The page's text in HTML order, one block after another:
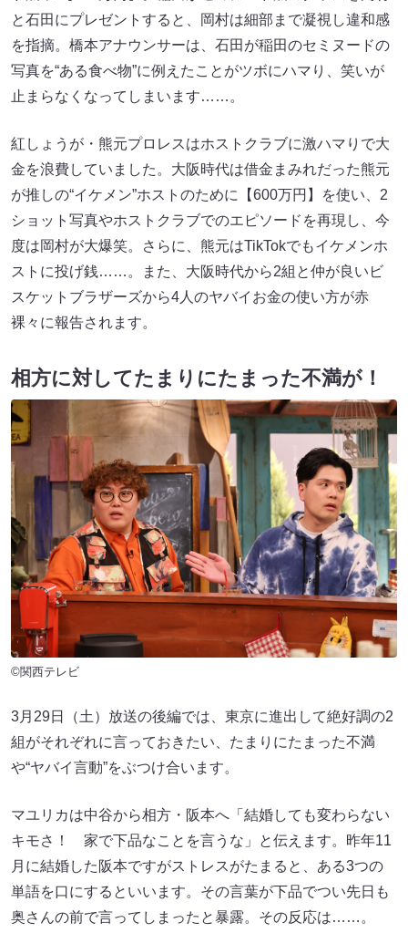
と石田にプレゼントすると、岡村は細部まで凝視し違和感
を指摘。橋本アナウンサーは、石田が稲田のセミヌードの
写真を“ある食べ物”に例えたことがツボにハマり、笑いが
止まらなくなってしまいます……。
紅しょうが・熊元プロレスはホストクラブに激ハマりで大
金を浪費していました。大阪時代は借金まみれだった熊元
が推しの“イケメン”ホストのために【600万円】を使い、2
ショット写真やホストクラブでのエピソードを再現し、今
度は岡村が大爆笑。さらに、熊元はTikTokでもイケメンホ
ストに投げ銭……。また、大阪時代から2組と仲が良いビ
スケットブラザーズから4人のヤバイお金の使い方が赤
裸々に報告されます。
相方に対してたまりにたまった不満が！
©関西テレビ
3月29日（土）放送の後編では、東京に進出して絶好調の2
組がそれぞれに言っておきたい、たまりにたまった不満
や“ヤバイ言動”をぶつけ合います。
マユリカは中谷から相方・阪本へ「結婚しても変わらない
キモさ！ 家で下品なことを言うな」と伝えます。昨年11
月に結婚した阪本ですがストレスがたまると、ある3つの
単語を口にするといいます。その言葉が下品でつい先日も
奥さんの前で言ってしまったと暴露。その反応は……。